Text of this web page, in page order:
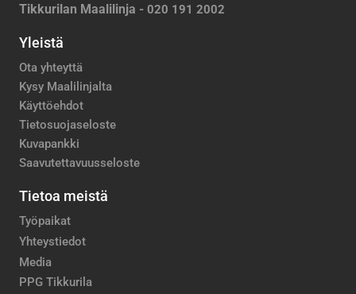
Tikkurilan Maalilinja - 020 191 2002
Yleistä
Ota yhteyttä
Kysy Maalilinjalta
Käyttöehdot
Tietosuojaseloste
Kuvapankki
Saavutettavuusseloste
Tietoa meistä
Työpaikat
Yhteystiedot
Media
PPG Tikkurila